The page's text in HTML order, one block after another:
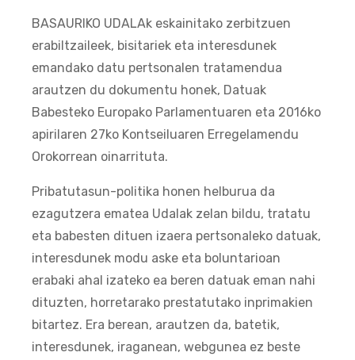
BASAURIKO UDALAk eskainitako zerbitzuen
erabiltzaileek, bisitariek eta interesdunek
emandako datu pertsonalen tratamendua
arautzen du dokumentu honek, Datuak
Babesteko Europako Parlamentuaren eta 2016ko
apirilaren 27ko Kontseiluaren Erregelamendu
Orokorrean oinarrituta.
Pribatutasun-politika honen helburua da
ezagutzera ematea Udalak zelan bildu, tratatu
eta babesten dituen izaera pertsonaleko datuak,
interesdunek modu aske eta boluntarioan
erabaki ahal izateko ea beren datuak eman nahi
dituzten, horretarako prestatutako inprimakien
bitartez. Era berean, arautzen da, batetik,
interesdunek, iraganean, webgunea ez beste